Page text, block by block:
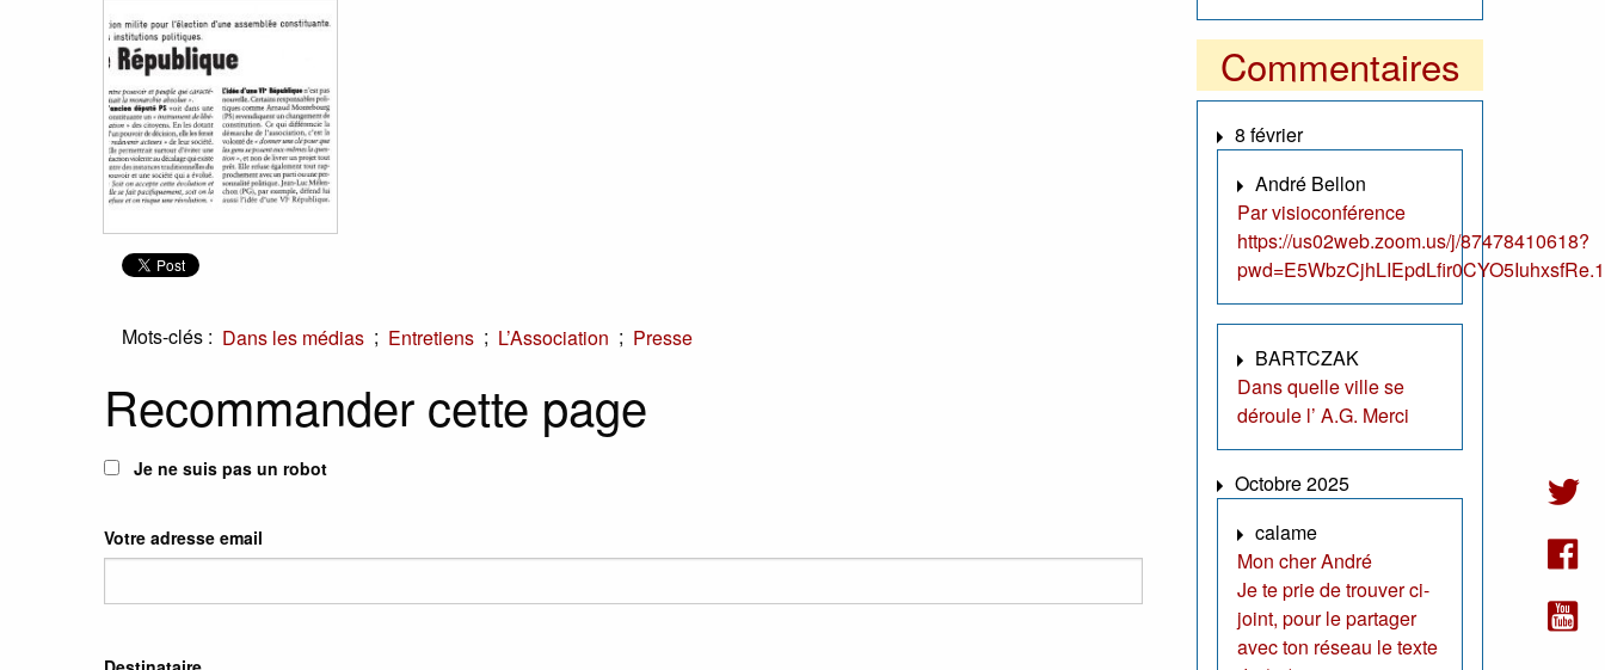
Mots-clés : Dans les médias ; Entretiens ; L’Association ; Presse
Recommander cette page
Je ne suis pas un robot
Votre adresse email
Commentaires
8 février
André Bellon
Par visioconférence
https://us02web.zoom.us/j/87478410618?
BARTCZAK
Dans quelle ville se
déroule l’ A.G. Merci
Octobre 2025
calame
Mon cher André
Je te prie de trouver ci-
joint, pour le partager
avec ton réseau le texte